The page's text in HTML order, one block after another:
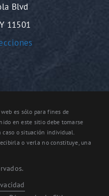
Blvd
11501
es sólo para fines de
en este sitio debe tomarse
o situación individual.
o verla no constituye, una